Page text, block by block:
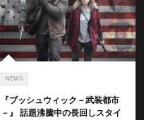
NEWS
『ブッシュウィック－武装都市
－』 話題沸騰中の長回しスタイ